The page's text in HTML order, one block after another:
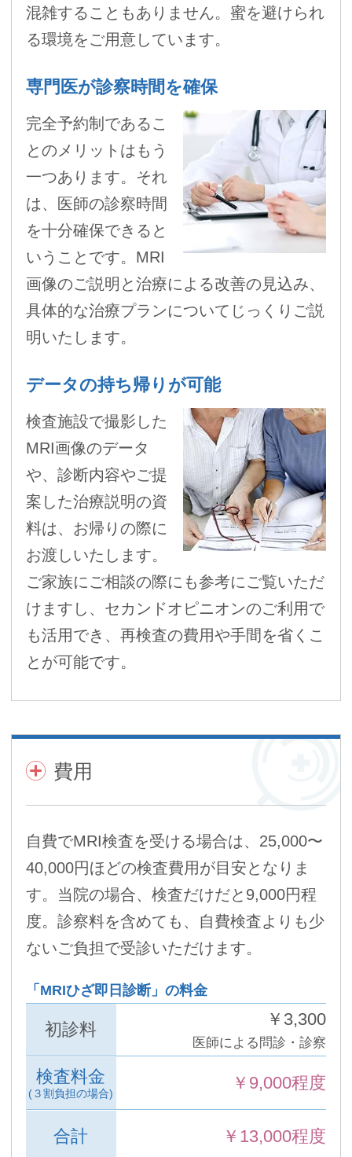
混雑することもありません。蜜を避けられ
る環境をご用意しています。
専門医が診察時間を確保
完全予約制であるこ
とのメリットはもう
一つあります。それ
は、医師の診察時間
を十分確保できると
いうことです。MRI
画像のご説明と治療による改善の見込み、
具体的な治療プランについてじっくりご説
明いたします。
データの持ち帰りが可能
検査施設で撮影した
MRI画像のデータ
や、診断内容やご提
案した治療説明の資
料は、お帰りの際に
お渡しいたします。
ご家族にご相談の際にも参考にご覧いただ
けますし、セカンドオピニオンのご利用で
も活用でき、再検査の費用や手間を省くこ
とが可能です。
費用
自費でMRI検査を受ける場合は、25,000〜
40,000円ほどの検査費用が目安となりま
す。当院の場合、検査だけだと9,000円程
度。診察料を含めても、自費検査よりも少
ないご負担で受診いただけます。
「MRIひざ即日診断」の料金
初診料
￥3,300
医師による問診・診察
検査料金
(３割負担の場合)
￥9,000程度
合計 ￥13,000程度